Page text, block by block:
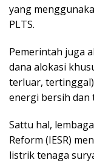
yang
PLTS.
Pemerintah juga
dana alokasi
terluar,
energi bersih dan
Sattu hal,
Reform (IESR)
listrik tenaga